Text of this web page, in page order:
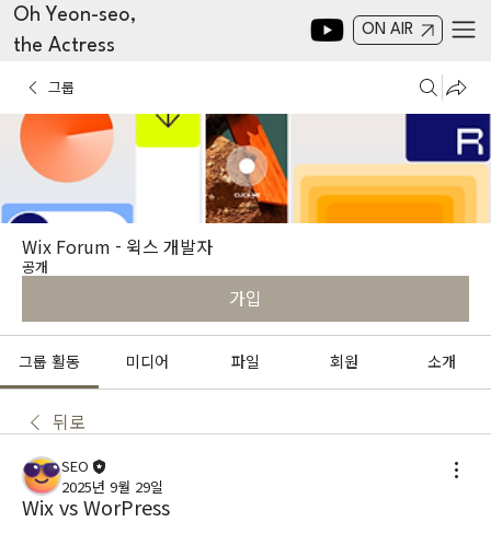
Oh Yeon-seo,
the Actress
ON AIR
그룹
Wix Forum - 윅스 개발자
공개
가입
그룹 활동 미디어 파일 회원 소개
뒤로
SEO
2025년 9월 29일
Wix vs WorPress